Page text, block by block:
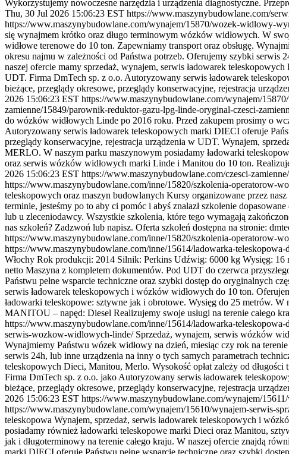
Wykorzystujemy nowoczesne narzędzia i urządzenia diagnostyczne.
Thu, 30 Jul 2026 15:06:23 EST https://www.maszynybudowlane.com/
https://www.maszynybudowlane.com/wynajem/15870/wozek-widlowy-
się wynajmem krótko oraz długo terminowym wózków widłowych. W
widłowe terenowe do 10 ton. Zapewniamy transport oraz obsługę.
okresu najmu w zależności od Państwa potrzeb. Oferujemy szybki serwis
naszej ofercie mamy sprzedaż, wynajem, serwis ładowarek
UDT. Firma DmTech sp. z o.o. Autoryzowany serwis ładowarek
bieżące, przeglądy okresowe, przeglądy konserwacyjne, rejestracja
2026 15:06:23 EST https://www.maszynybudowlane.com/wynajem/
zamienne/15849/parownik-reduktor-gazu-lpg-linde-oryginal-czesci-
do wózków widłowych Linde po 2016 roku. Przed zakupem prosimy o
Autoryzowany serwis ładowarek teleskopowych marki DIECI oferuje
przeglądy konserwacyjne, rejestracja urządzenia w UDT. Wynajem,
MERLO. W naszym parku maszynowym posiadamy ładowarki
oraz serwis wózków widłowych marki Linde i Manitou do 10 ton.
2026 15:06:23 EST https://www.maszynybudowlane.com/czesci-
https://www.maszynybudowlane.com/inne/15820/szkolenia-operatorow-
teleskopowych oraz maszyn budowlanych Kursy organizowane przez
terminie, jesteśmy po to aby ci pomóc i abyś znalazł szkolenie
lub u zleceniodawcy. Wszystkie szkolenia, które tego wymagają
nas szkoleń? Zadzwoń lub napisz. Oferta szkoleń dostępna na stronie:
https://www.maszynybudowlane.com/inne/15820/szkolenia-operatorow-
https://www.maszynybudowlane.com/inne/15614/ladowarka-
Włochy Rok produkcji: 2014 Silnik: Perkins Udźwig: 6000 kg Wysięg:
netto Maszyna z kompletem dokumentów. Pod UDT do czerwca
Państwu pełne wsparcie techniczne oraz szybki dostęp do oryginalnych
serwis ładowarek teleskopowych i wózków widłowych do 10 ton.
ładowarki teleskopowe: sztywne jak i obrotowe. Wysięg do 25 metrów.
MANITOU – napęd: Diesel Realizujemy swoje usługi na terenie całego
https://www.maszynybudowlane.com/inne/15614/ladowarka-
serwis-wozkow-widlowych-linde/ Sprzedaż, wynajem, serwis wózków
Wynajmiemy Państwu wózek widłowy na dzień, miesiąc czy rok na
serwis 24h, lub inne urządzenia na inny o tych samych parametrach
teleskopowych Dieci, Manitou, Merlo. Wysokość opłat zależy od
Firma DmTech sp. z o.o. jako Autoryzowany serwis ładowarek
bieżące, przeglądy okresowe, przeglądy konserwacyjne, rejestracja
2026 15:06:23 EST https://www.maszynybudowlane.com/wynajem/
https://www.maszynybudowlane.com/wynajem/15610/wynajem-serwis-
teleskopowa Wynajem, sprzedaż, serwis ładowarek teleskopowych i
posiadamy również ładowarki teleskopowe marki Dieci oraz Manitou,
jak i długoterminowy na terenie całego kraju. W naszej ofercie znajdą
marki DIECI oferuje Państwu pełne wsparcie techniczne oraz szybki